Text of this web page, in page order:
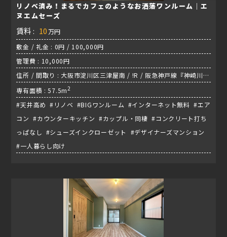
リノベ済み！まるでカフェのようなお洒落ワンルーム｜エ
ヌエムセーズ
賃料 : 10 万円
敷金 / 礼金 : 0円 / 100,000円
管理費 : 10,000円
住所 / 間取り : 大阪市淀川区三津屋南 / !R / 阪急神戸線『神崎川
駅』
専有面積 : 57.5m2
#天井高め #リノベ #BIGワンルーム #インターネット無料 #エア
コン #カウンターキッチン #カップル・同棲 #コンクリート打ち
っぱなし #シューズインクローゼット #デザイナーズマンション
#一人暮らし向け